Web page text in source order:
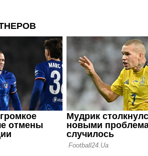
Родри
07.08.26 14:15
Артем
в УПЛ